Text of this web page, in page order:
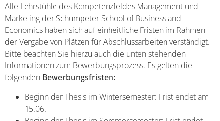
Alle Lehrstühle des Kompetenzfeldes Management und
Marketing der Schumpeter School of Business and
Economics haben sich auf einheitliche Fristen im Rahmen
der Vergabe von Plätzen für Abschlussarbeiten verständigt.
Bitte beachten Sie hierzu auch die unten stehenden
Informationen zum Bewerbungsprozess. Es gelten die
folgenden Bewerbungsfristen:
Beginn der Thesis im Wintersemester: Frist endet am
15.06.